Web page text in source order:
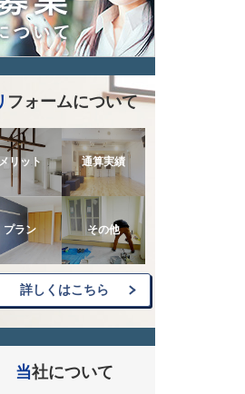
リフォームについて
メリット 通算実績
プラン その他
詳しくはこちら
当社について